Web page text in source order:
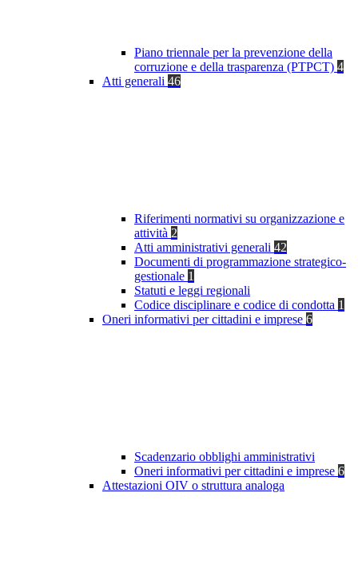
Piano triennale per la prevenzione della
corruzione e della trasparenza (PTPCT) 4
Atti generali 46
Riferimenti normativi su organizzazione e
attività 2
Atti amministrativi generali 42
Documenti di programmazione strategico-
gestionale 1
Statuti e leggi regionali
Codice disciplinare e codice di condotta 1
Oneri informativi per cittadini e imprese 6
Scadenzario obblighi amministrativi
Oneri informativi per cittadini e imprese 6
Attestazioni OIV o struttura analoga